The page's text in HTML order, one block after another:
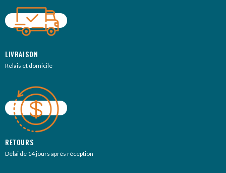
LIVRAISON
Relais et domicile
RETOURS
Délai de 14 jours après réception